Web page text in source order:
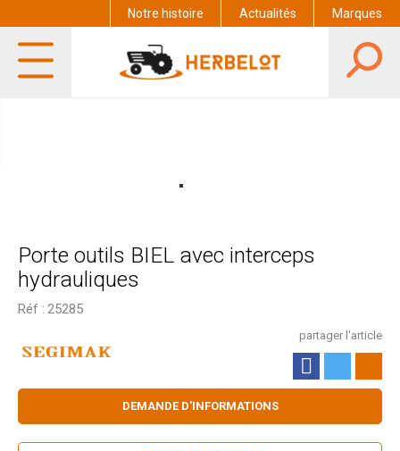
Notre histoire Actualités Marques
Porte outils BIEL avec interceps
hydrauliques
Réf : 25285
partager l'article
DEMANDE D'INFORMATIONS